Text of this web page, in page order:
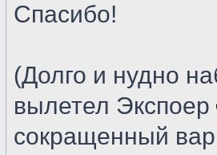
Спасибо!
(Долго и нудно
вылетел Экспоер
сокращенный